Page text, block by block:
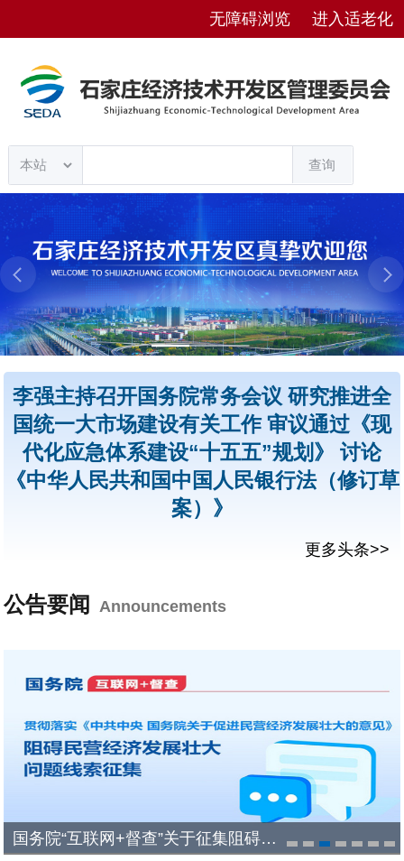
无障碍浏览 进入适老化
查询
李强主持召开国务院常务会议 研究推进全
国统一大市场建设有关工作 审议通过《现
代化应急体系建设“十五五”规划》 讨论
《中华人民共和国中国人民银行法（修订草
案）》
更多头条>>
公告要闻 Announcements
国务院“互联网+督查”关于征集阻碍民营经济发展壮大问题线索的公告